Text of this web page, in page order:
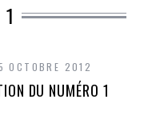
OCTOBRE 2012
DU NUMÉRO 1